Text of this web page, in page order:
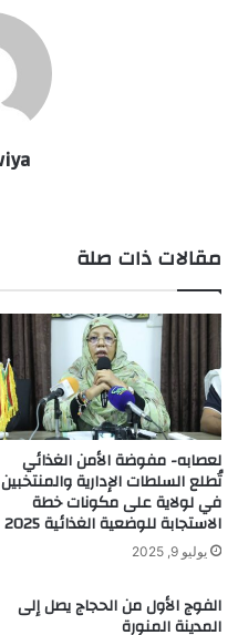
مقالات ذات صلة
لعصابه- مفوضة الأمن الغذائي
تُطلع السلطات الإدارية والمنتخبين
في لولاية على مكونات خطة
الاستجابة للوضعية الغذائية 2025
يوليو 9, 2025
الفوج الأول من الحجاج يصل إلى
المدينة المنورة